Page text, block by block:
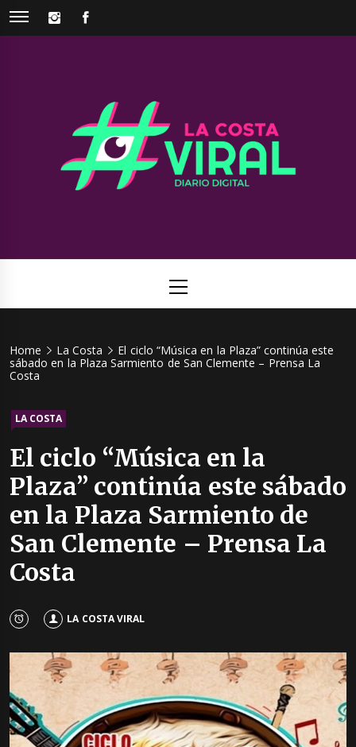
Skip
INSTAGRAM
Viral
Menu
Home La Costa
El ciclo “Música en la Plaza” continúa este
sábado en la Plaza Sarmiento de San Clemente – Prensa La
Costa
LA COSTA
El ciclo “Música en la
Plaza” continúa este sábado
en la Plaza Sarmiento de
San Clemente – Prensa La
Costa
LA COSTA VIRAL